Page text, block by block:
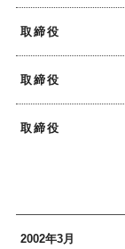
取締役
取締役
取締役
2002年3月